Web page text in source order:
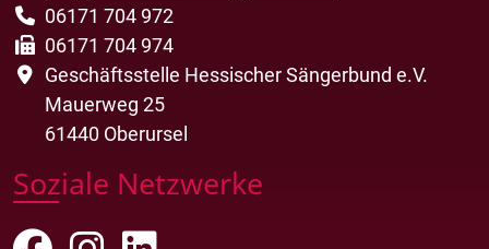
06171 704 972
06171 704 974
Geschäftsstelle Hessischer Sängerbund e.V.
Mauerweg 25
61440 Oberursel
Soziale Netzwerke